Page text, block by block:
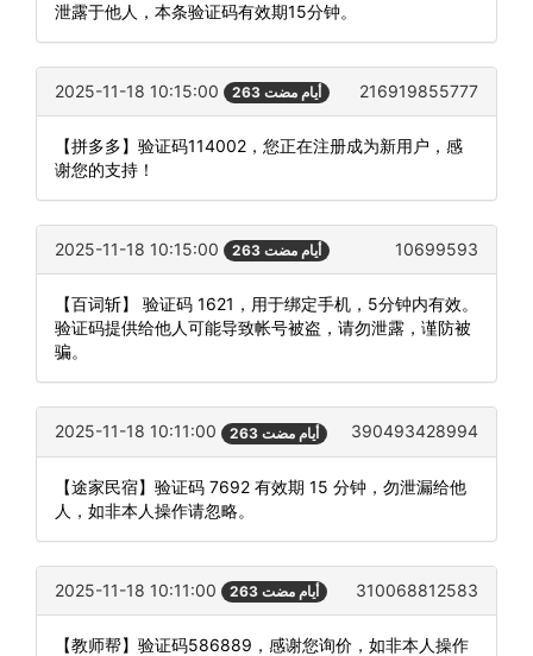
泄露于他人，本条验证码有效期15分钟。
2025-11-18 10:15:00 263 أيام مضت 216919855777
【拼多多】验证码114002，您正在注册成为新用户，感
谢您的支持！
2025-11-18 10:15:00 263 أيام مضت 10699593
【百词斩】 验证码 1621，用于绑定手机，5分钟内有效。
验证码提供给他人可能导致帐号被盗，请勿泄露，谨防被
骗。
2025-11-18 10:11:00 263 أيام مضت 390493428994
【途家民宿】验证码 7692 有效期 15 分钟，勿泄漏给他
人，如非本人操作请忽略。
2025-11-18 10:11:00 263 أيام مضت 310068812583
【教师帮】验证码586889，感谢您询价，如非本人操作